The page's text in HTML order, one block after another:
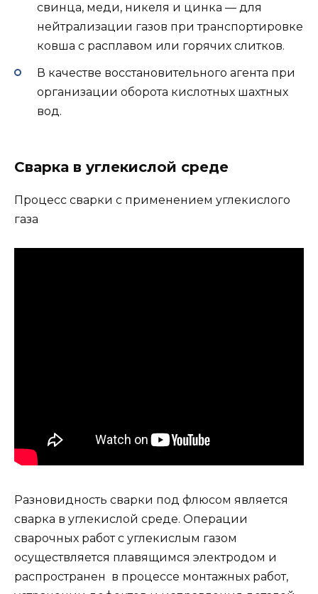
свинца, меди, никеля и цинка — для
нейтрализации газов при транспортировке
ковша с расплавом или горячих слитков.
В качестве восстановительного агента при
организации оборота кислотных шахтных
вод.
Сварка в углекислой среде
Процесс сварки с применением углекислого
газа
Разновидность сварки под флюсом является
сварка в углекислой среде. Операции
сварочных работ с углекислым газом
осуществляется плавящимся электродом и
распространен в процессе монтажных работ,